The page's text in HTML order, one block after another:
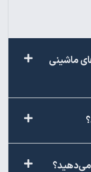
ماشینی
می‌دهید؟